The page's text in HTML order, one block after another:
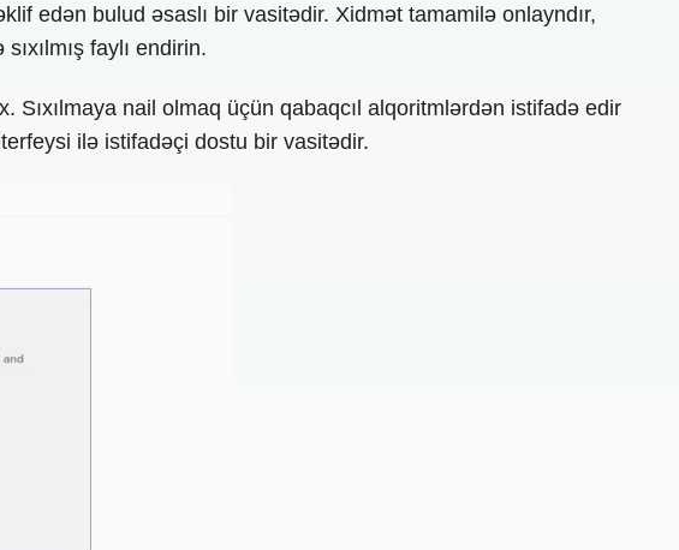
edən bulud əsaslı bir vasitədir. Xidmət tamamilə onlayndır,
faylı endirin.
nail olmaq üçün qabaqcıl alqoritmlərdən istifadə edir
ilə istifadəçi dostu bir vasitədir.